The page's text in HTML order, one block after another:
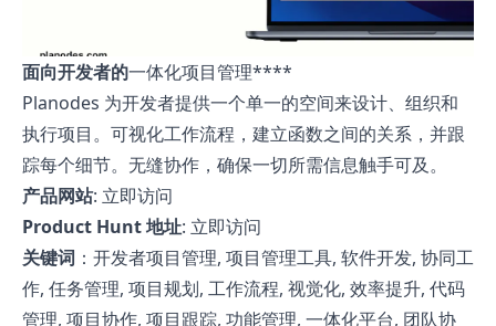
面向开发者的一体化项目管理****
Planodes 为开发者提供一个单一的空间来设计、组织和
执行项目。可视化工作流程，建立函数之间的关系，并跟
踪每个细节。无缝协作，确保一切所需信息触手可及。
产品网站: 立即访问
Product Hunt 地址: 立即访问
关键词 ：开发者项目管理, 项目管理工具, 软件开发, 协同工
作, 任务管理, 项目规划, 工作流程, 视觉化, 效率提升, 代码
管理, 项目协作, 项目跟踪, 功能管理, 一体化平台, 团队协